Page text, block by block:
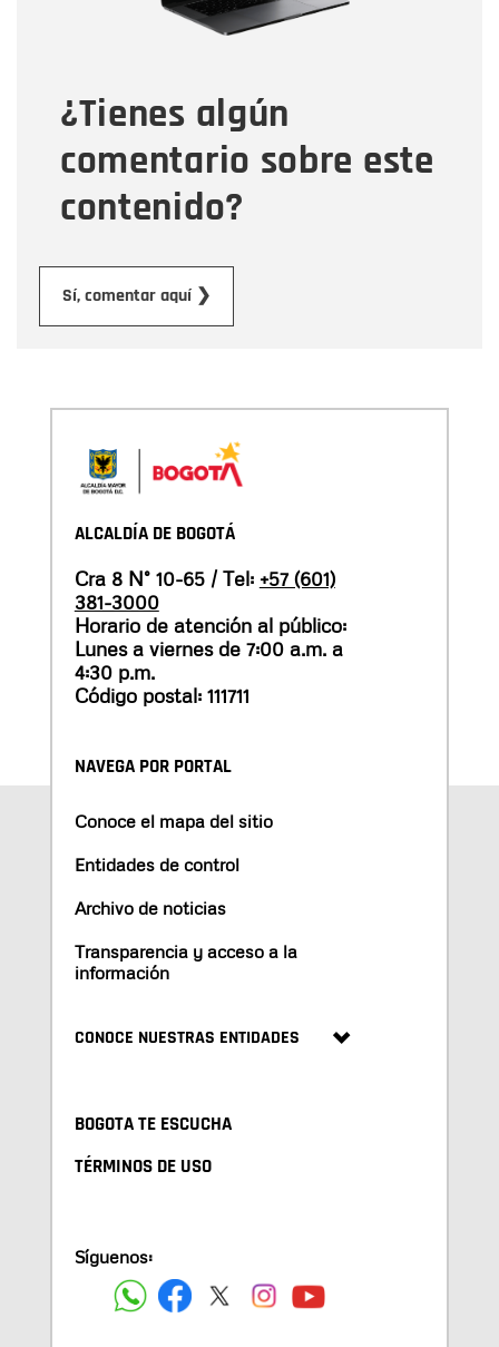
¿Tienes algún
comentario sobre este
contenido?
Sí, comentar aquí ❯
Tipo de comentario
Mensaje
ALCALDÍA DE BOGOTÁ
Cra 8 N° 10-65 / Tel: +57 (601)
381-3000
Horario de atención al público:
Lunes a viernes de 7:00 a.m. a
4:30 p.m.
Código postal: 111711
NAVEGA POR PORTAL
Conoce el mapa del sitio
Entidades de control
Archivo de noticias
Transparencia y acceso a la
información
CONOCE NUESTRAS ENTIDADES
BOGOTA TE ESCUCHA
TÉRMINOS DE USO
Síguenos: